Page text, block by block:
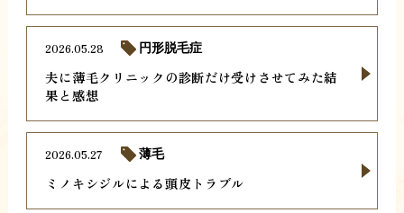
夫に薄毛クリニックの診断だけ受けさせてみた結
果と感想
2026.05.28 円形脱毛症
ミノキシジルによる頭皮トラブル
2026.05.27 薄毛